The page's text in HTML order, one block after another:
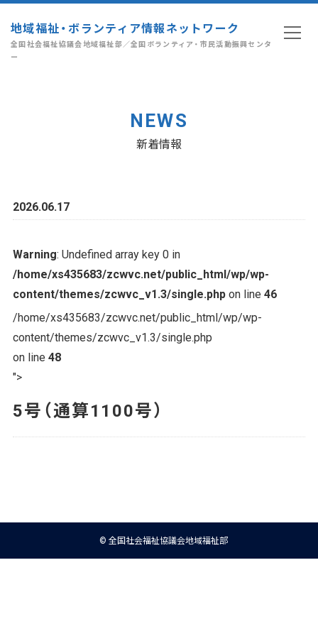
地域福祉・ボランティア情報ネットワーク
全国社会福祉協議会地域福祉部／全国ボランティア・市民活動振興センタ
ー
NEWS
新着情報
2026.06.17
Warning: Undefined array key 0 in
/home/xs435683/zcwvc.net/public_html/wp/wp-
content/themes/zcwvc_v1.3/single.phpon line 46
/home/xs435683/zcwvc.net/public_html/wp/wp-
content/themes/zcwvc_v1.3/single.php
on line 48
">
5号（通算1100号）
© 全国社会福祉協議会地域福祉部